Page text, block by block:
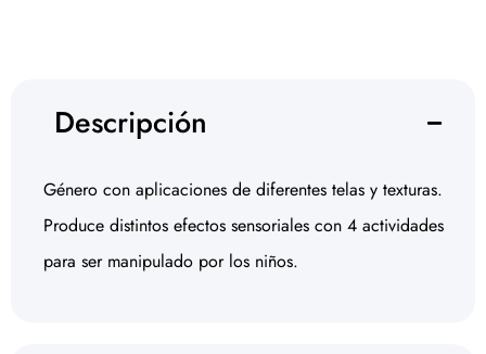
Descripción
Género con aplicaciones de diferentes telas y texturas.
Produce distintos efectos sensoriales con 4 actividades
para ser manipulado por los niños.